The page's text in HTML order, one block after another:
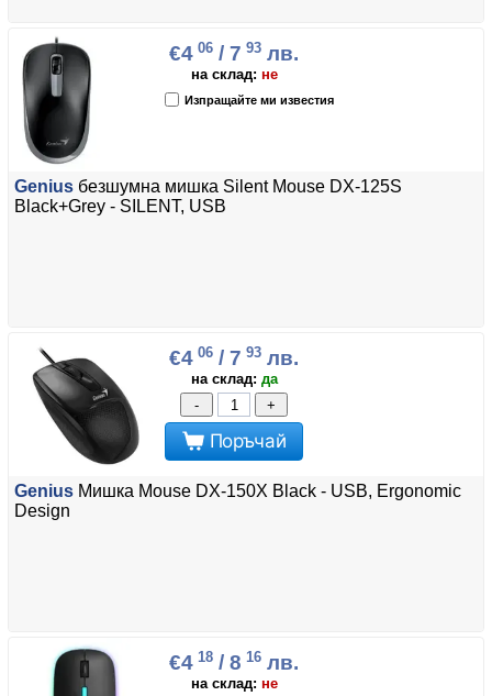
€4 06 / 7 93 лв.
на склад: не
Изпращайте ми известия
Genius безшумна мишка Silent Mouse DX-125S
Black+Grey - SILENT, USB
€4 06 / 7 93 лв.
на склад: да
-
+
Поръчай
Genius Мишка Mouse DX-150X Black - USB, Ergonomic
Design
€4 18 / 8 16 лв.
на склад: не